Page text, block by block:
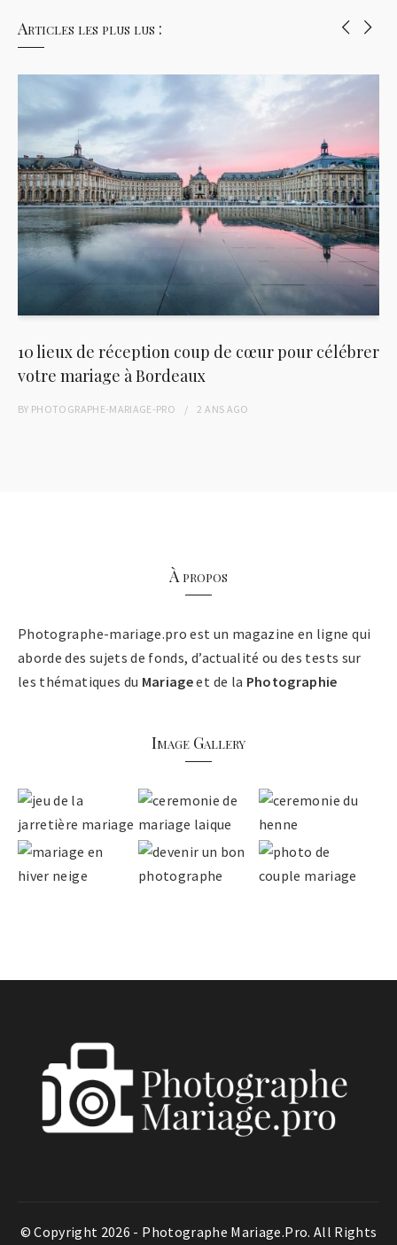
Articles les plus lus :
10 lieux de réception coup de cœur pour célébrer
votre mariage à Bordeaux
BY PHOTOGRAPHE-MARIAGE-PRO 2 ANS AGO
À propos
Photographe-mariage.pro est un magazine en ligne qui
aborde des sujets de fonds, d’actualité ou des tests sur
les thématiques du Mariageet de la Photographie
Image Gallery
© Copyright 2026 - Photographe Mariage.Pro. All Rights